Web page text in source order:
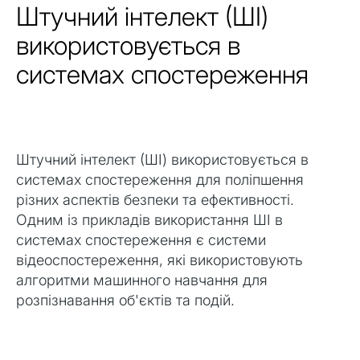
Штучний інтелект (ШІ)
використовується в
системах спостереження
Штучний інтелект (ШІ) використовується в
системах спостереження для поліпшення
різних аспектів безпеки та ефективності.
Одним із прикладів використання ШІ в
системах спостереження є системи
відеоспостереження, які використовують
алгоритми машинного навчання для
розпізнавання об'єктів та подій.